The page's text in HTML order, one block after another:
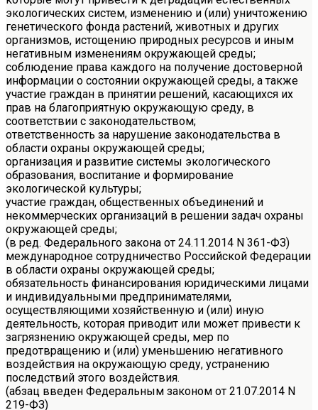
экологических систем, изменению и (или) уничтожению
генетического фонда растений, животных и других
организмов, истощению природных ресурсов и иным
негативным изменениям окружающей среды;
соблюдение права каждого на получение достоверной
информации о состоянии окружающей среды, а также
участие граждан в принятии решений, касающихся их
прав на благоприятную окружающую среду, в
соответствии с законодательством;
ответственность за нарушение законодательства в
области охраны окружающей среды;
организация и развитие системы экологического
образования, воспитание и формирование
экологической культуры;
участие граждан, общественных объединений и
некоммерческих организаций в решении задач охраны
окружающей среды;
(в ред. Федерального закона от 24.11.2014 N 361-ФЗ)
международное сотрудничество Российской Федерации
в области охраны окружающей среды;
обязательность финансирования юридическими лицами
и индивидуальными предпринимателями,
осуществляющими хозяйственную и (или) иную
деятельность, которая приводит или может привести к
загрязнению окружающей среды, мер по
предотвращению и (или) уменьшению негативного
воздействия на окружающую среду, устранению
последствий этого воздействия.
(абзац введен Федеральным законом от 21.07.2014 N
219-ФЗ)